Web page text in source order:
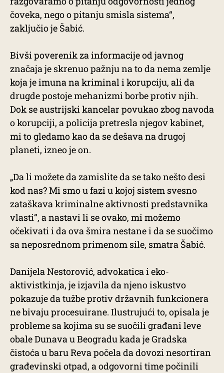
čoveka, nego o pitanju smisla sistema“,
zaključio je Šabić.
Bivši poverenik za informacije od javnog
značaja je skrenuo pažnju na to da nema zemlje
koja je imuna na kriminal i korupciju, ali da
drugde postoje mehanizmi borbe protiv njih.
Dok se austrijski kancelar povukao zbog navoda
o korupciji, a policija pretresla njegov kabinet,
mi to gledamo kao da se dešava na drugoj
planeti, izneo je on.
„Da li možete da zamislite da se tako nešto desi
kod nas? Mi smo u fazi u kojoj sistem svesno
zataškava kriminalne aktivnosti predstavnika
vlasti“, a nastavi li se ovako, mi možemo
očekivati i da ova šmira nestane i da se suočimo
sa neposrednom primenom sile, smatra Šabić.
Danijela Nestorović, advokatica i eko-
aktivistkinja, je izjavila da njeno iskustvo
pokazuje da tužbe protiv državnih funkcionera
ne bivaju procesuirane. Ilustrujući to, opisala je
probleme sa kojima su se suočili građani leve
obale Dunava u Beogradu kada je Gradska
čistoća u baru Reva počela da dovozi nesortiran
građevinski otpad, a odgovorni time počinili